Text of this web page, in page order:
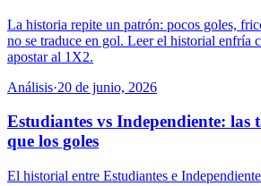
La historia repite un patrón: pocos goles,
no se traduce en gol. Leer el historial enfría
apostar al 1X2.
Análisis·20 de junio, 2026
Estudiantes vs Independiente: las
que los goles
El historial entre Estudiantes e